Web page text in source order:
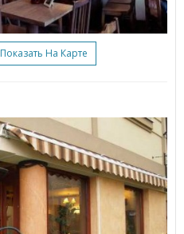
Показать На Карте